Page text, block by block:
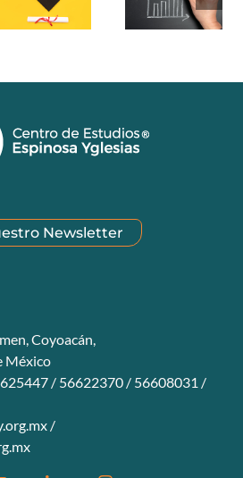
Newsletter
Coyoacán,
México
/ 56622370 / 56608031 /
/